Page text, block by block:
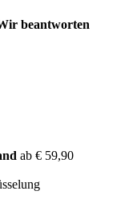
beantworten
ab € 59,90